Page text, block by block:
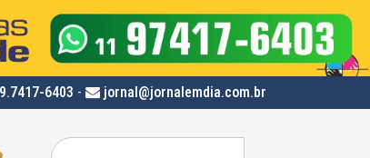
6403 - jornal@jornalemdia.com.br
Pesquisar